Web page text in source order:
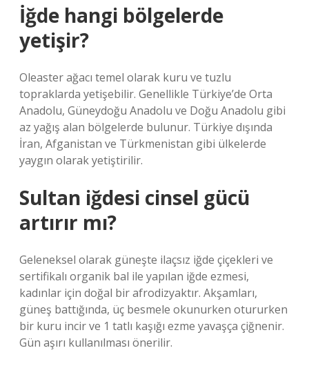
İğde hangi bölgelerde
yetişir?
Oleaster ağacı temel olarak kuru ve tuzlu
topraklarda yetişebilir. Genellikle Türkiye’de Orta
Anadolu, Güneydoğu Anadolu ve Doğu Anadolu gibi
az yağış alan bölgelerde bulunur. Türkiye dışında
İran, Afganistan ve Türkmenistan gibi ülkelerde
yaygın olarak yetiştirilir.
Sultan iğdesi cinsel gücü
artırır mı?
Geleneksel olarak güneşte ilaçsız iğde çiçekleri ve
sertifikalı organik bal ile yapılan iğde ezmesi,
kadınlar için doğal bir afrodizyaktır. Akşamları,
güneş battığında, üç besmele okunurken otururken
bir kuru incir ve 1 tatlı kaşığı ezme yavaşça çiğnenir.
Gün aşırı kullanılması önerilir.